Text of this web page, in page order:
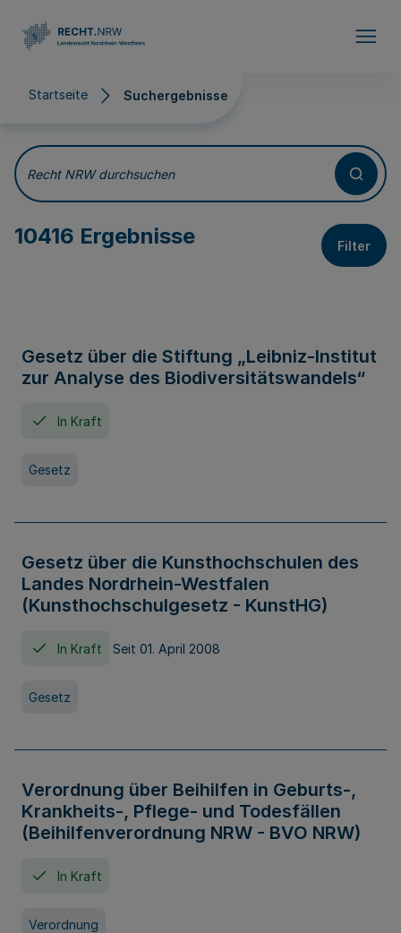
Startseite Suchergebnisse
Suchergebnisse
Recht NRW durchsuchen
10416 Ergebnisse Filter
Gesetz über die Stiftung „Leibniz-Institut
zur Analyse des Biodiversitätswandels“
In Kraft
Gesetz
Gesetz über die Kunsthochschulen des
Landes Nordrhein-Westfalen
(Kunsthochschulgesetz - KunstHG)
In Kraft Seit 01. April 2008
Gesetz
Verordnung über Beihilfen in Geburts-,
Krankheits-, Pflege- und Todesfällen
(Beihilfenverordnung NRW - BVO NRW)
In Kraft
Verordnung